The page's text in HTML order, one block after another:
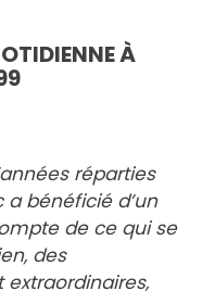
À
réparties
a bénéficié d’un
de ce qui se
des